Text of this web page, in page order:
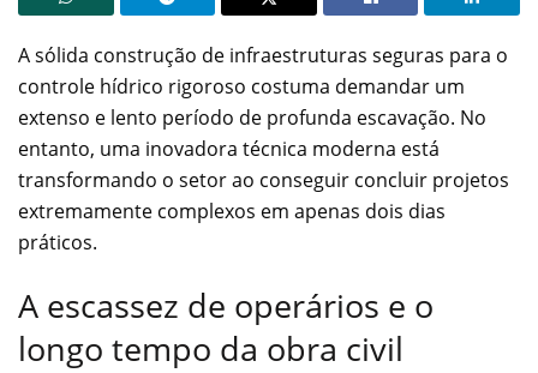
A sólida construção de infraestruturas seguras para o
controle hídrico rigoroso costuma demandar um
extenso e lento período de profunda escavação. No
entanto, uma inovadora técnica moderna está
transformando o setor ao conseguir concluir projetos
extremamente complexos em apenas dois dias
práticos.
A escassez de operários e o
longo tempo da obra civil